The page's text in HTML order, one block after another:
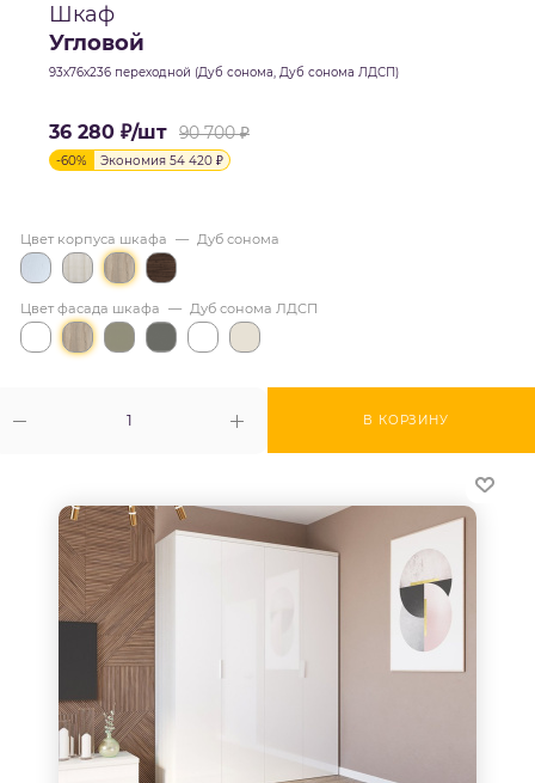
Шкаф
Угловой
93х76х236 переходной (Дуб сонома, Дуб сонома ЛДСП)
36 280 ₽/шт 90 700₽
-60% Экономия 54 420 ₽
В КОРЗИНУ
Цвет корпуса шкафа — Дуб сонома
Цвет фасада шкафа — Дуб сонома ЛДСП